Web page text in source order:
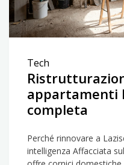
Tech
appartamenti
completa
Perché rinnovare a
intelligenza Affacciata